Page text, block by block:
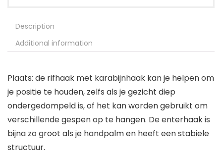
Description
Additional information
Plaats: de rifhaak met karabijnhaak kan je helpen om
je positie te houden, zelfs als je gezicht diep
ondergedompeld is, of het kan worden gebruikt om
verschillende gespen op te hangen. De enterhaak is
bijna zo groot als je handpalm en heeft een stabiele
structuur.